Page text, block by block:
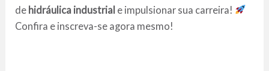
de hidráulica industrial e impulsionar sua carreira!
Confira e inscreva-se agora mesmo!